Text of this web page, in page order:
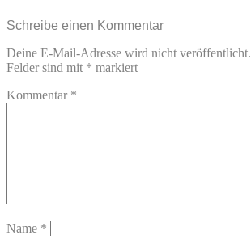
Schreibe einen Kommentar
Deine E-Mail-Adresse wird nicht veröffentlicht.
Felder sind mit * markiert
Kommentar *
Name *